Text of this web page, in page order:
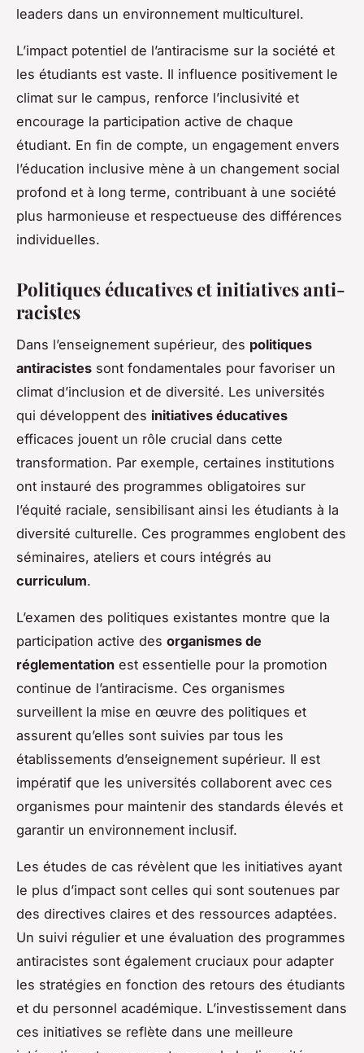
leaders dans un environnement multiculturel.
L’impact potentiel de l’antiracisme sur la société et
les étudiants est vaste. Il influence positivement le
climat sur le campus, renforce l’inclusivité et
encourage la participation active de chaque
étudiant. En fin de compte, un engagement envers
l’éducation inclusive mène à un changement social
profond et à long terme, contribuant à une société
plus harmonieuse et respectueuse des différences
individuelles.
Politiques éducatives et initiatives anti-
racistes
Dans l’enseignement supérieur, des politiques
antiracistes sont fondamentales pour favoriser un
climat d’inclusion et de diversité. Les universités
qui développent des initiatives éducatives
efficaces jouent un rôle crucial dans cette
transformation. Par exemple, certaines institutions
ont instauré des programmes obligatoires sur
l’équité raciale, sensibilisant ainsi les étudiants à la
diversité culturelle. Ces programmes englobent des
séminaires, ateliers et cours intégrés au
curriculum.
L’examen des politiques existantes montre que la
participation active des organismes de
réglementation est essentielle pour la promotion
continue de l’antiracisme. Ces organismes
surveillent la mise en œuvre des politiques et
assurent qu’elles sont suivies par tous les
établissements d’enseignement supérieur. Il est
impératif que les universités collaborent avec ces
organismes pour maintenir des standards élevés et
garantir un environnement inclusif.
Les études de cas révèlent que les initiatives ayant
le plus d’impact sont celles qui sont soutenues par
des directives claires et des ressources adaptées.
Un suivi régulier et une évaluation des programmes
antiracistes sont également cruciaux pour adapter
les stratégies en fonction des retours des étudiants
et du personnel académique. L’investissement dans
ces initiatives se reflète dans une meilleure